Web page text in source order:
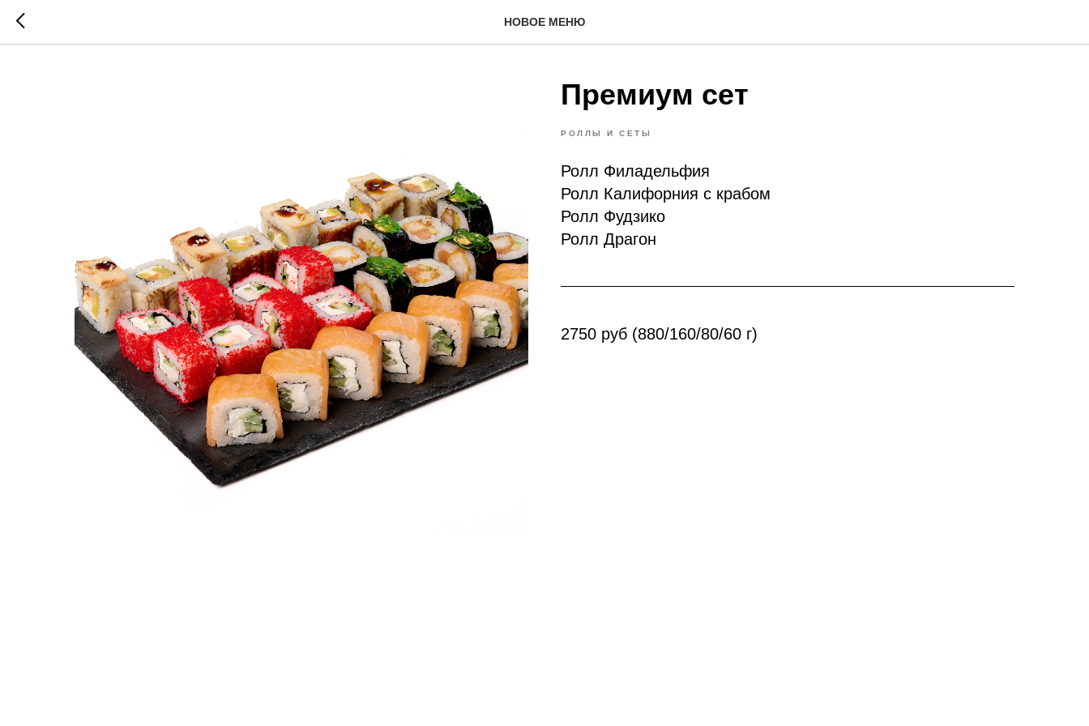
НОВОЕ МЕНЮ
Премиум сет
РОЛЛЫ И СЕТЫ
Ролл Филадельфия
Ролл Калифорния с крабом
Ролл Фудзико
Ролл Драгон
2750 руб (880/160/80/60 г)